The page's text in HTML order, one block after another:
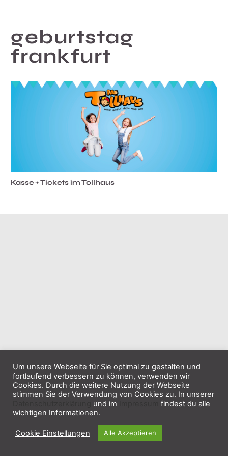
geburtstag
frankfurt
Kasse + Tickets im Tollhaus
Um unsere Webseite für Sie optimal zu gestalten und
fortlaufend verbessern zu können, verwenden wir
Cookies. Durch die weitere Nutzung der Webseite
stimmen Sie der Verwendung von Cookies zu. In unserer
und im
findest du alle
wichtigen Informationen.
Cookie Einstellungen Alle Akzeptieren